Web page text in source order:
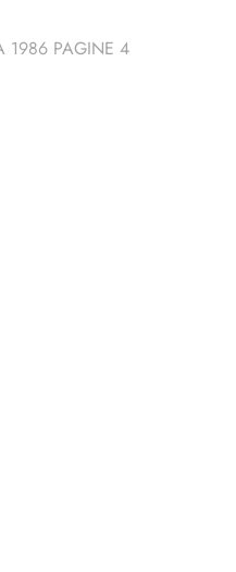
1986 PAGINE 4